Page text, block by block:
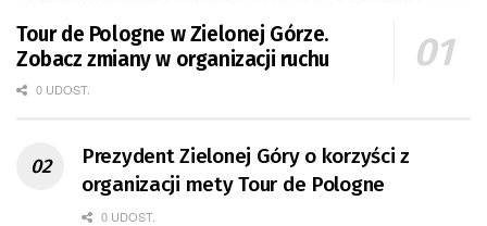
Tour de Pologne w Zielonej Górze.
Zobacz zmiany w organizacji ruchu
0 UDOST.
Prezydent Zielonej Góry o korzyści z
organizacji mety Tour de Pologne
0 UDOST.